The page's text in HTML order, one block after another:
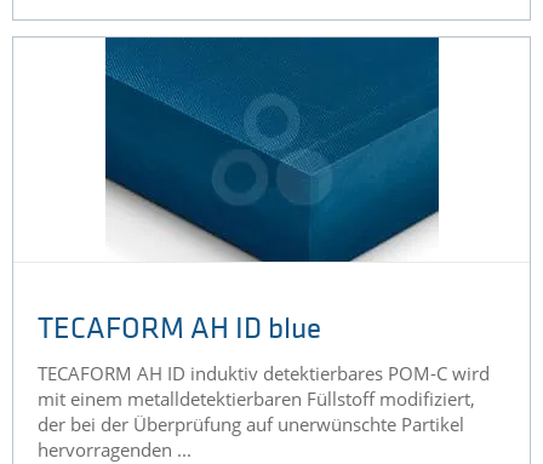
TECAFORM AH ID blue
​TECAFORM AH ID induktiv detektierbares POM-C wird
mit einem metalldetektierbaren Füllstoff modifiziert,
der bei der Überprüfung auf unerwünschte Partikel
hervorragenden ...